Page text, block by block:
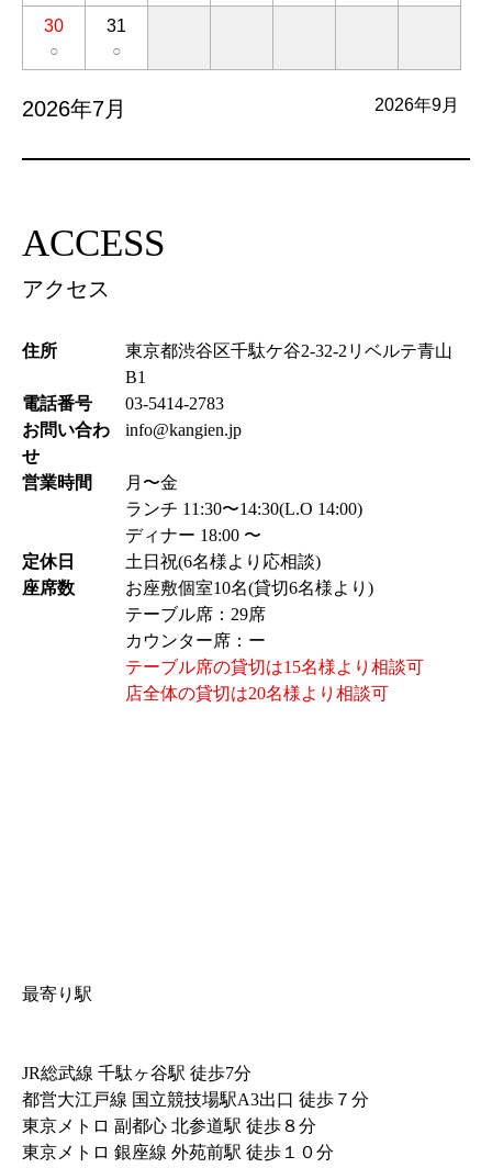
30
○
31
○
2026年7月 2026年9月
ACCESS
アクセス
住所
東京都渋谷区千駄ケ谷2-32-2リベルテ青山
B1
電話番号
03-5414-2783
お問い合わ
せ
info@kangien.jp
営業時間
月〜金
ランチ 11:30〜14:30(L.O 14:00)
ディナー 18:00 〜
定休日
土日祝(6名様より応相談)
座席数
お座敷個室10名(貸切6名様より)
テーブル席：29席
カウンター席：ー
テーブル席の貸切は15名様より相談可
店全体の貸切は20名様より相談可
最寄り駅
JR総武線 千駄ヶ谷駅 徒歩7分
都営大江戸線 国立競技場駅A3出口 徒歩７分
東京メトロ 副都心 北参道駅 徒歩８分
東京メトロ 銀座線 外苑前駅 徒歩１０分